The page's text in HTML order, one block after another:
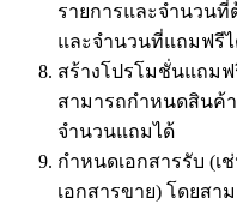
รายการและจำนวน
และจำนวนที่แถมฟรี
สร้างโปรโมชั่นแถม
สามารถกำหนดสินค้
จำนวนแถมได้
กำหนดเอกสารรับ (เ
เอกสารขาย) โดยสา